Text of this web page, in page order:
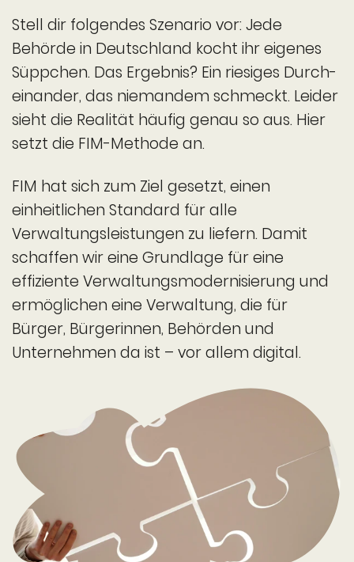
Stell dir folgendes Szenario vor: Jede
Behörde in Deutschland kocht ihr eigenes
Süppchen. Das Ergebnis? Ein riesiges Durch­
einander, das niemandem schmeckt. Leider
sieht die Realität häufig genau so aus. Hier
setzt die FIM-Methode an.
FIM hat sich zum Ziel gesetzt, einen
einheitlichen Standard für alle
Verwaltungs­leistungen zu liefern. Damit
schaffen wir eine Grundlage für eine
effiziente Verwaltungs­modernisierung und
ermöglichen eine Verwaltung, die für
Bürger, Bürgerinnen, Behörden und
Unternehmen da ist – vor allem digital.